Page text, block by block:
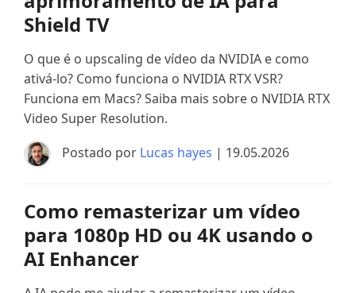
Shield TV
O que é o upscaling de vídeo da NVIDIA e como
ativá-lo? Como funciona o NVIDIA RTX VSR?
Funciona em Macs? Saiba mais sobre o NVIDIA RTX
Video Super Resolution.
Postado por Lucas hayes | 19.05.2026
Como remasterizar um vídeo
para 1080p HD ou 4K usando o
AI Enhancer